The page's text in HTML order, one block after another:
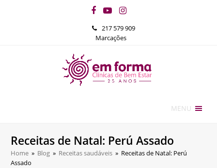
Facebook
YouTubeInstagram
217 579 909
Marcações
MENU
Receitas de Natal: Perú Assado
Home » Blog » Receitas saudáveis » Receitas de Natal: Perú
Assado